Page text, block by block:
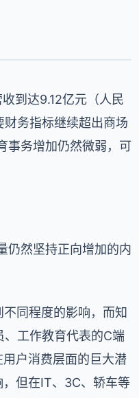
到达9.12亿元（人民
务指标继续超出商场
事务增加仍然微弱，可
仍然坚持正向增加的内
同程度的影响，而知
工作教育代表的C端
户消费层面的巨大潜
但在IT、3C、轿车等